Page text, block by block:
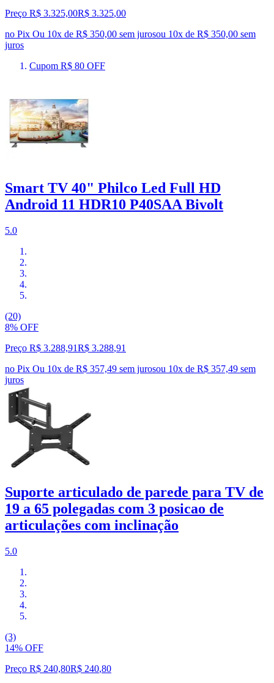
Preço R$ 3.325,00R$ 3.325,00
no Pix Ou 10x de R$ 350,00 sem jurosou 10x de R$ 350,00 sem
juros
Cupom R$ 80 OFF
Smart TV 40" Philco Led Full HD
Android 11 HDR10 P40SAA Bivolt
5.0
(20)
8% OFF
Preço R$ 3.288,91R$ 3.288,91
no Pix Ou 10x de R$ 357,49 sem jurosou 10x de R$ 357,49 sem
juros
Suporte articulado de parede para TV de
19 a 65 polegadas com 3 posicao de
articulações com inclinação
5.0
(3)
14% OFF
Preço R$ 240,80R$ 240,80